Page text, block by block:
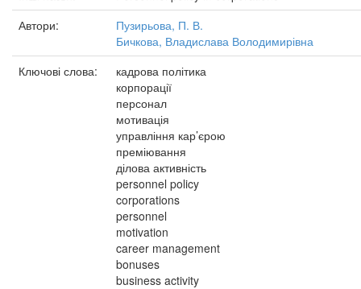
Автори:
Пузирьова, П. В.
Бичкова, Владислава Володимирівна
Ключові слова:
кадрова політика
корпорації
персонал
мотивація
управління кар’єрою
преміювання
ділова активність
personnel policy
corporations
personnel
motivation
career management
bonuses
business activity